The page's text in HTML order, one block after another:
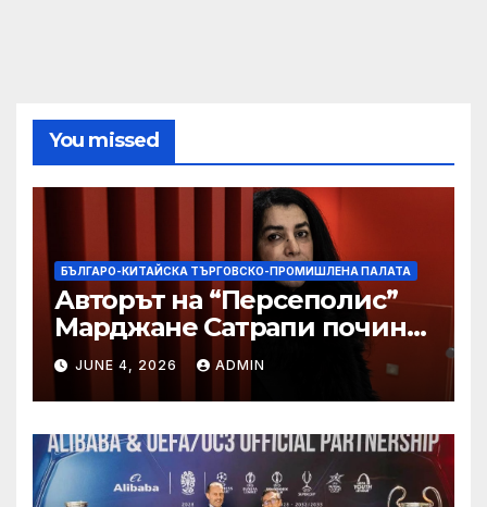
You missed
БЪЛГАРО-КИТАЙСКА ТЪРГОВСКО-ПРОМИШЛЕНА ПАЛАТА
Авторът на “Персеполис”
Марджане Сатрапи почина
“от тъга” на 56 години
JUNE 4, 2026 ADMIN